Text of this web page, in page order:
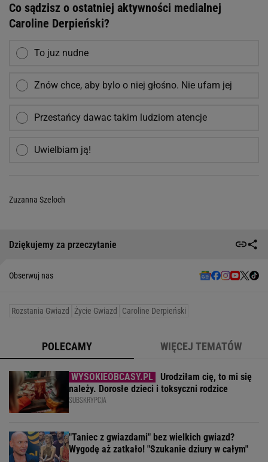
Co sądzisz o ostatniej aktywności medialnej
Caroline Derpieński?
To juz nudne
Znów chce, aby bylo o niej głośno. Nie ufam jej
Przestańcy dawac takim ludziom atencje
Uwielbiam ją!
Zuzanna Szeloch
Dziękujemy za przeczytanie
Obserwuj nas
Rozstania Gwiazd Życie Gwiazd Caroline Derpieński
POLECAMY WIĘCEJ TEMATÓW
Urodziłam cię, to mi się
należy. Dorosłe dzieci i toksyczni rodzice
SUBSKRYPCJA
"Taniec z gwiazdami" bez wielkich gwiazd?
Wygodę aż zatkało! "Szukanie dziury w całym"